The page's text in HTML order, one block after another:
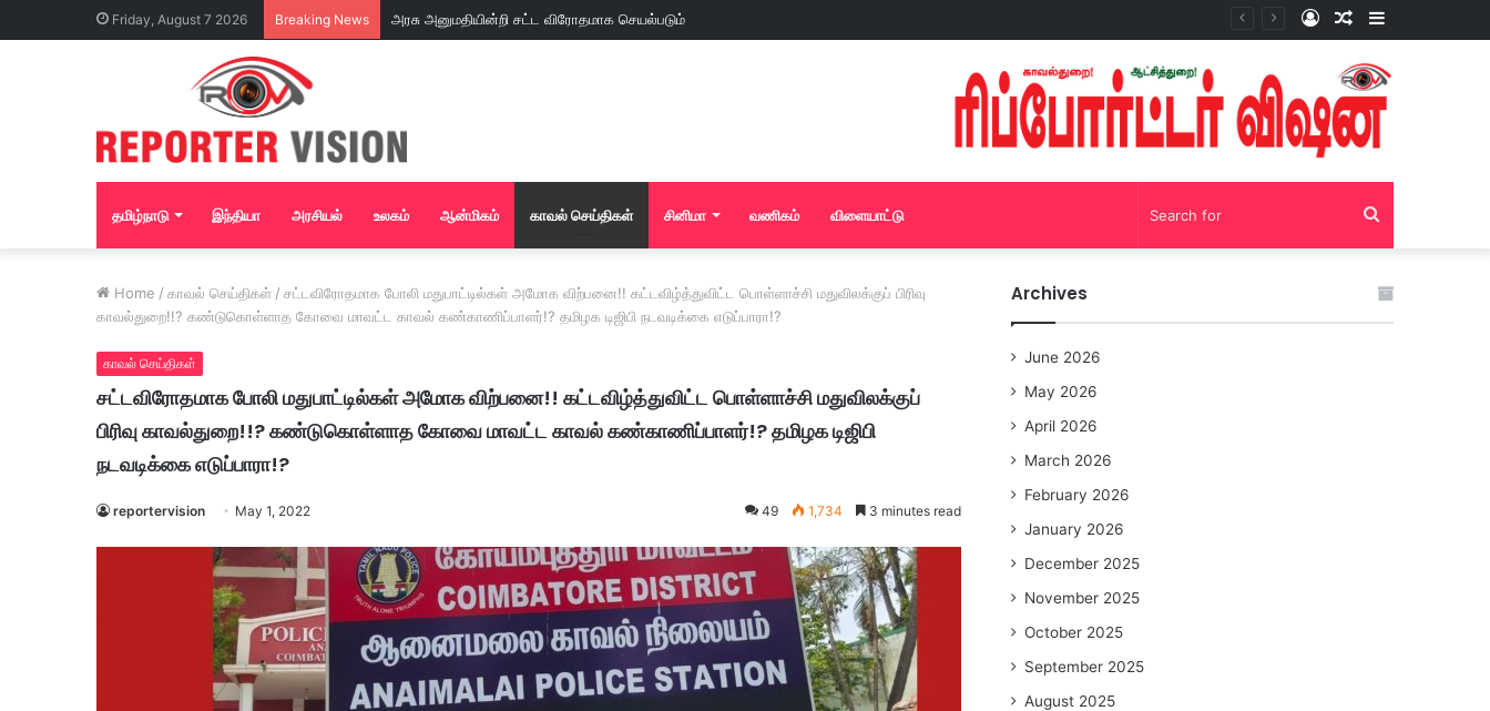
Friday, August 7 2026 Breaking News Sidebar
Random
Log
தமிழ்நாடு இந்தியா அரசியல் உலகம் ஆன்மிகம் காவல் செய்திகள் சினிமா வணிகம் விளையாட்டு Search
Home / காவல் செய்திகள் / சட்டவிரோதமாக போலி மதுபாட்டில்கள் அமோக விற்பனை!! கட்டவிழ்த்துவிட்ட பொள்ளாச்சி மதுவிலக்குப் பிரிவு
காவல்துறை!!? கண்டுகொள்ளாத கோவை மாவட்ட காவல் கண்காணிப்பாளர்!? தமிழக டிஜிபி நடவடிக்கை எடுப்பாரா!?
காவல் செய்திகள்
சட்டவிரோதமாக போலி மதுபாட்டில்கள் அமோக விற்பனை!! கட்டவிழ்த்துவிட்ட பொள்ளாச்சி மதுவிலக்குப்
பிரிவு காவல்துறை!!? கண்டுகொள்ளாத கோவை மாவட்ட காவல் கண்காணிப்பாளர்!? தமிழக டிஜிபி
நடவடிக்கை எடுப்பாரா!?
reportervision May 1, 2022 49 1,734 3 minutes read
Archives
June 2026
May 2026
April 2026
March 2026
February 2026
January 2026
December 2025
November 2025
October 2025
September 2025
August 2025